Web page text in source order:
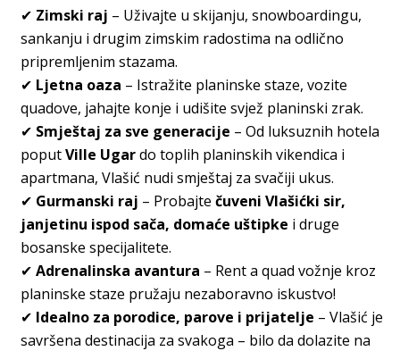
✔ Zimski raj – Uživajte u skijanju, snowboardingu,
sankanju i drugim zimskim radostima na odlično
pripremljenim stazama.
✔ Ljetna oaza – Istražite planinske staze, vozite
quadove, jahajte konje i udišite svjež planinski zrak.
✔ Smještaj za sve generacije – Od luksuznih hotela
poputVille Ugardo toplih planinskih vikendica i
apartmana, Vlašić nudi smještaj za svačiji ukus.
✔ Gurmanski raj – Probajte čuveni Vlašićki sir,
janjetinu ispod sača, domaće uštipke i druge
bosanske specijalitete.
✔ Adrenalinska avantura – Rent a quad vožnje kroz
planinske staze pružaju nezaboravno iskustvo!
✔ Idealno za porodice, parove i prijatelje – Vlašić je
savršena destinacija za svakoga – bilo da dolazite na